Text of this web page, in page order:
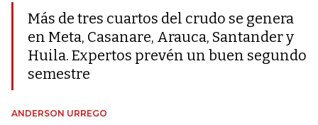
Más de tres cuartos del crudo se genera
en Meta, Casanare, Arauca, Santander y
Huila. Expertos prevén un buen segundo
semestre
ANDERSON URREGO